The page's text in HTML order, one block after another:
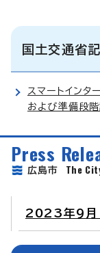
国土交通省
スマートイン
および準備段
Press
広島市 The
2023年9月